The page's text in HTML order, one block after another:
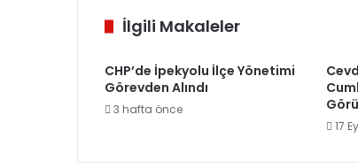
İlgili Makaleler
CHP’de İpekyolu İlçe Yönetimi
Görevden Alındı
3 hafta önce
17